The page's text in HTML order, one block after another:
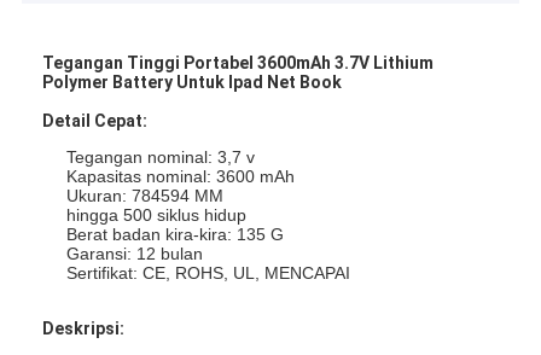
Tegangan Tinggi Portabel 3600mAh 3.7V Lithium
Polymer Battery Untuk Ipad Net Book
Detail Cepat:
Tegangan nominal: 3,7 v
Kapasitas nominal: 3600 mAh
Ukuran: 784594 MM
hingga 500 siklus hidup
Berat badan kira-kira: 135 G
Garansi: 12 bulan
Sertifikat: CE, ROHS, UL, MENCAPAI
Deskripsi: